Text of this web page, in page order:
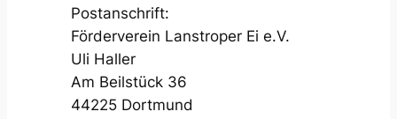
Postanschrift:
Förderverein Lanstroper Ei e.V.
Uli Haller
Am Beilstück 36
44225 Dortmund